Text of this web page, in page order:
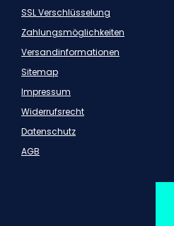
SSL Verschlüsselung
Zahlungsmöglichkeiten
Versandinformationen
Sitemap
Impressum
Widerrufsrecht
Datenschutz
AGB